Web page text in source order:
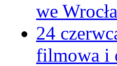
we
24
filmowa i